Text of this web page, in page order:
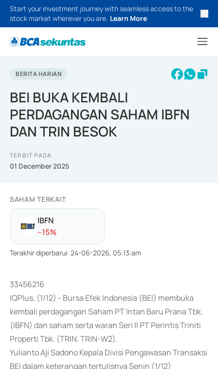
Start your investment journey with seamless access to the
stock market wherever you are. Learn More
BERITA HARIAN
BEI BUKA KEMBALI
PERDAGANGAN SAHAM IBFN
DAN TRIN BESOK
TERBIT PADA
01 December 2025
SAHAM TERKAIT
IBFN
--15%
Terakhir diperbarui: 24-06-2026, 05:13:am
33456216
IQPlus, (1/12) - Bursa Efek Indonesia (BEI) membuka
kembali perdagangan Saham PT Intan Baru Prana Tbk.
(IBFN) dan saham serta waran Seri II PT Perintis Triniti
Properti Tbk. (TRIN, TRIN-W2).
Yulianto Aji Sadono Kepala Divisi Pengawasan Transaksi
BEI dalam keterangan tertulisnya Senin (1/12)